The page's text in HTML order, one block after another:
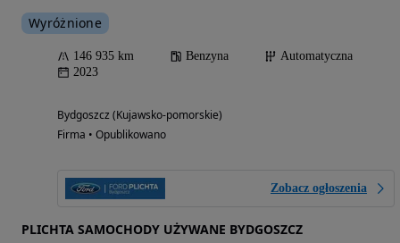
Wyróżnione
146 935 km Benzyna
Automatyczna
2023
Bydgoszcz (Kujawsko-pomorskie)
Firma • Opublikowano
Zobacz ogłoszenia
PLICHTA SAMOCHODY UŻYWANE BYDGOSZCZ